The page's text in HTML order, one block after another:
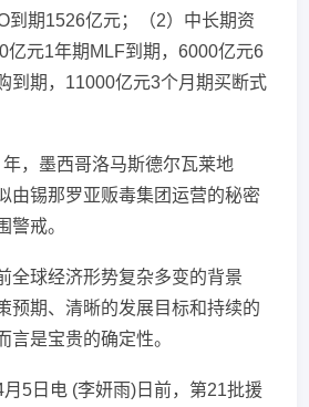
到期1526亿元；（2）中长期资
亿元1年期MLF到期，6000亿元6
到期，11000亿元3个月期买断式
，墨西哥洛马斯德尔瓦莱地
由锡那罗亚贩毒集团运营的秘密
警戒。
全球经济形势复杂多变的背景
预期、清晰的发展目标和持续的
言是宝贵的确定性。
5日电 (李妍雨)日前，第21批援